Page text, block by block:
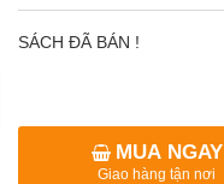
SÁCH ĐÃ BÁN !
MUA NGAY
Giao hàng tận nơi